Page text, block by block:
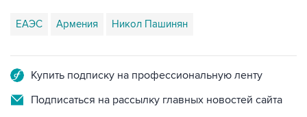
ЕАЭС Армения Никол Пашинян
Купить подписку на профессиональную ленту
Подписаться на рассылку главных новостей сайта